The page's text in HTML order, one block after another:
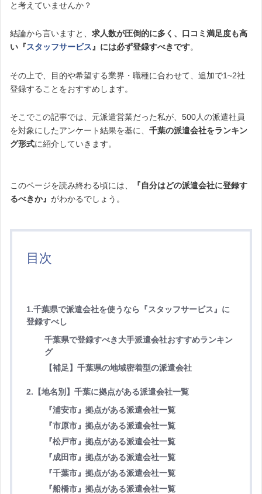
と考えていませんか？
結論から言いますと、 求人数が圧倒的に多く、口コミ満足度も高
い『スタッフサービス』には必ず登録すべきです。
その上で、目的や希望する業界・職種に合わせて、追加で1~2社
登録することをおすすめします。
そこでこの記事では、元派遣営業だった私が、500人の派遣社員
を対象にしたアンケート結果を基に、 千葉の派遣会社をランキン
グ形式に紹介していきます。
このページを読み終わる頃には、
『自分はどの派遣会社に登録す
るべきか』 がわかるでしょう。
目次
1.千葉県で派遣会社を使うなら『スタッフサービス』に
登録すべし
千葉県で登録すべき大手派遣会社おすすめランキン
グ
【補足】千葉県の地域密着型の派遣会社
2.【地名別】千葉に拠点がある派遣会社一覧
『浦安市』拠点がある派遣会社一覧
『市原市』拠点がある派遣会社一覧
『松戸市』拠点がある派遣会社一覧
『成田市』拠点がある派遣会社一覧
『千葉市』拠点がある派遣会社一覧
『船橋市』拠点がある派遣会社一覧